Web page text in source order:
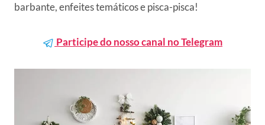
barbante, enfeites temáticos e pisca-pisca!
Participe do nosso canal no Telegram